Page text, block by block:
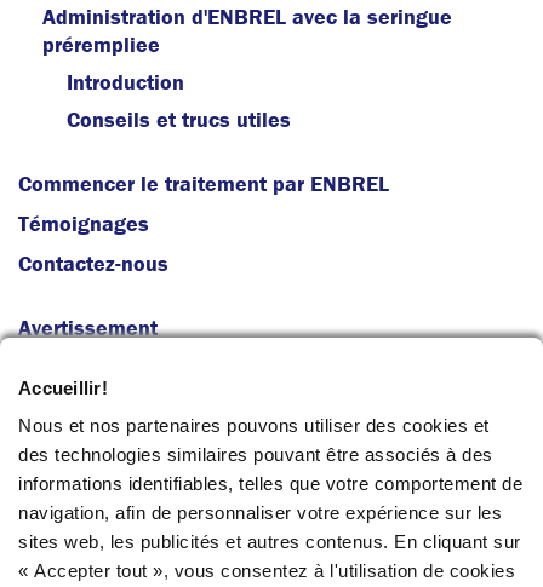
Accueillir!
Nous et nos partenaires pouvons utiliser des cookies et
des technologies similaires pouvant être associés à des
informations identifiables, telles que votre comportement de
navigation, afin de personnaliser votre expérience sur les
sites web, les publicités et autres contenus. En cliquant sur
« Accepter tout », vous consentez à l'utilisation de cookies
Administration d'ENBREL avec la seringue
prérempliee
Introduction
Conseils et trucs utiles
Commencer le traitement par ENBREL
Témoignages
Contactez-nous
Avertissement
ENGLISH